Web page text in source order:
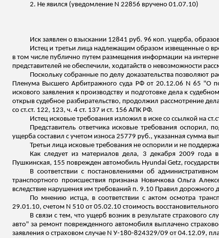
2. Не явился (уведомление N 22856 вручено 01.07.10)
Иск заявлен о взыскании 12841 руб. 96 коп. ущерба,
Истец и третьи лица надлежащим образом извещенные о
в том числе публично путем размещения информации на
представителей не обеспечили, ходатайств о невозможности
Поскольку собранные по делу доказательства позволяют
Пленума Высшего Арбитражного суда РФ от 20.12.06 N 65 "О
искового заявления к производству и подготовке дела к
открыв судебное разбирательство, продолжил рассмотрение
со ст.ст. 122, 123, ч. 4 ст. 137 и ст. 156 АПК РФ.
Истец исковые требования изложил в иске со ссылкой на
Представитель ответчика исковые требования оспорил,
ущерба составил с учетом износа 25779 руб., указанная сумма
Третьи лица исковые требования не оспорили и не
Как следует из материалов дела, 3 декабря 2009 года
Пушкинская, 155 поврежден автомобиль Hyundai Getz,
В соответствии с постановлениями об
транспортного происшествия признана Новичкова Ольга
вследствие нарушения им требований п. 9.10 Правил дорожного
По мнению истца, в соответствии с актом осмотра
29.01.10, счетом N 510 от 05.02.10 стоимость
В связи с тем, что ущерб возник в результате страхового
авто" за ремонт поврежденного автомобиля выплачено
заявления о страховом случае N У-180-824329/09 от 04.12.09,